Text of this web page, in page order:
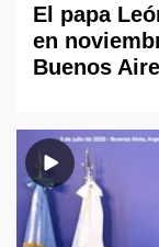
El papa
en
Buenos